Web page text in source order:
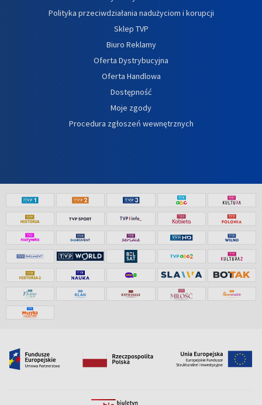
Polityka przeciwdziałania nadużyciom i korupcji
Sklep TVP
Biuro Reklamy
Oferta Dystrybucyjna
Oferta Handlowa
Dostępność
Moje zgody
Procedura zgłoszeń wewnętrznych